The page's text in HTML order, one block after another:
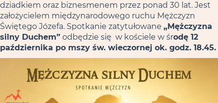
dziadkiem oraz biznesmenem przez ponad 30 lat. Jest
założycielem międzynarodowego ruchu Mężczyzn
Świętego Józefa. Spotkanie zatytułowane „Mężczyzna
silny Duchem” odbędzie się w kościele w środę 12
października po mszy św. wieczornej ok. godz. 18.45.